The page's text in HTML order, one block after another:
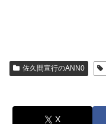
佐久間宣行のANN0
X